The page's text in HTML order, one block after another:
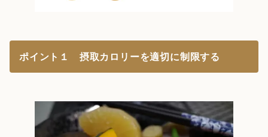
ポイント１ 摂取カロリーを適切に制限する